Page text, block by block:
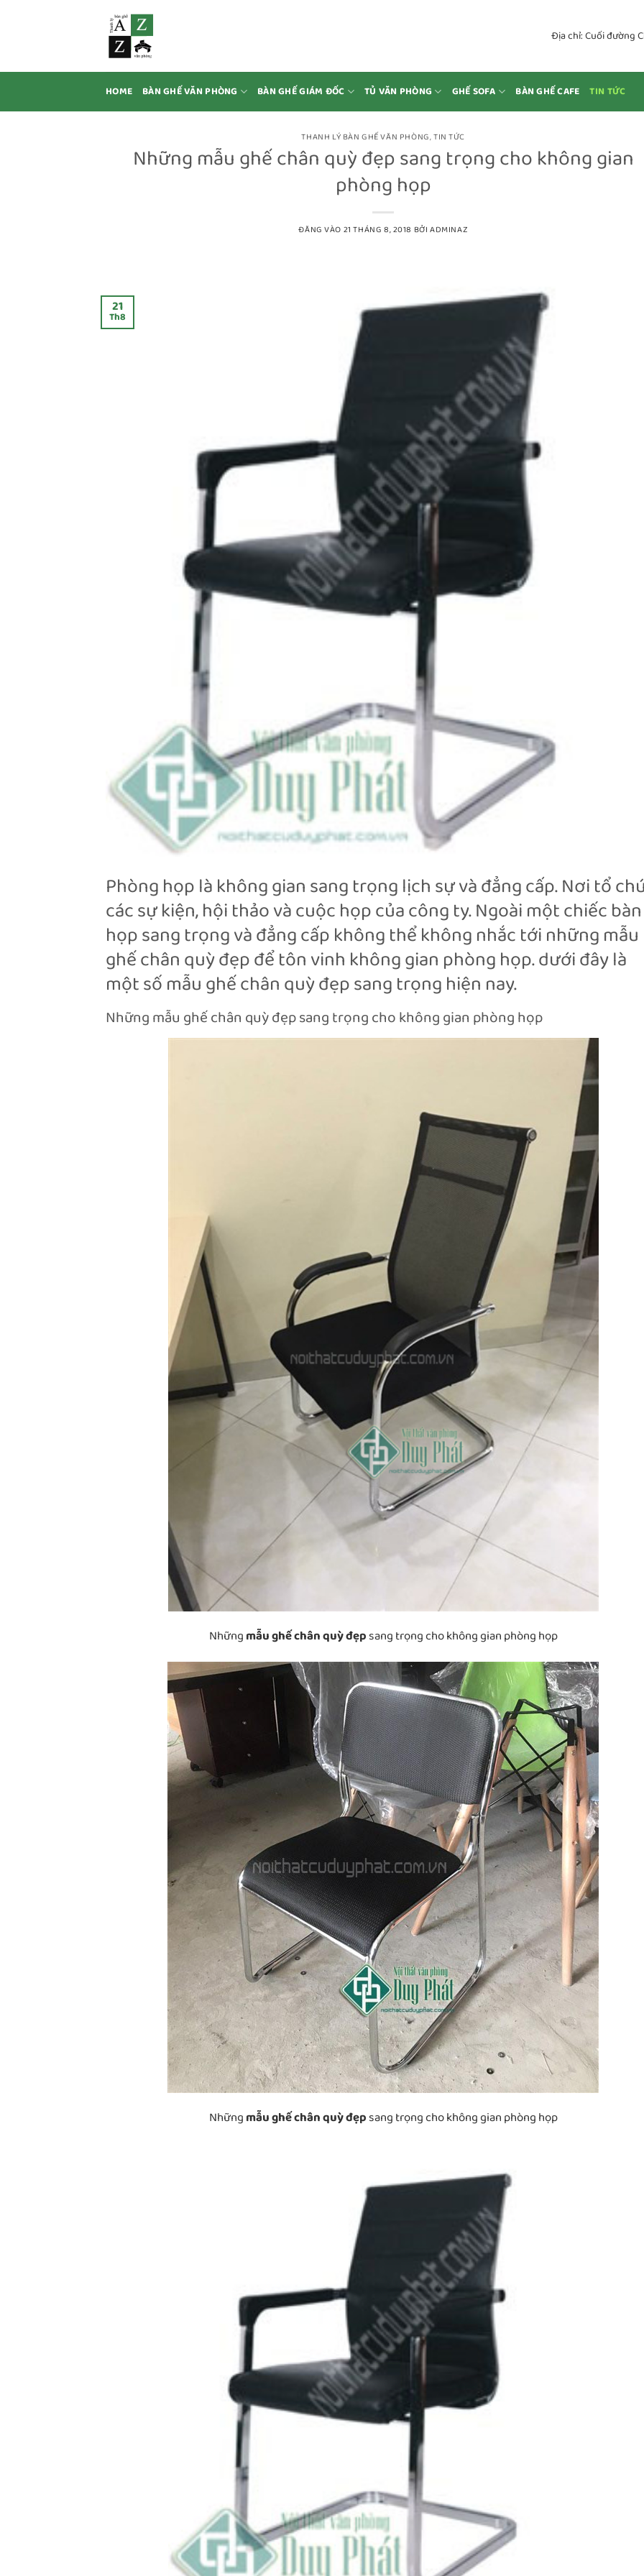
Địa chỉ: Cuối đường
HOME BÀN GHẾ VĂN PHÒNG BÀN GHẾ GIÁM ĐỐC TỦ VĂN PHÒNG GHẾ SOFA BÀN GHẾ CAFE TIN TỨC
THANH LÝ BÀN GHẾ VĂN PHÒNG,TIN TỨC
Những mẫu ghế chân quỳ đẹp sang trọng cho không gian
phòng họp
ĐĂNG VÀO 21 THÁNG 8, 2018 BỞIADMINAZ
21
Th8
Phòng họp là không gian sang trọng lịch sự và đẳng cấp. Nơi tổ
các sự kiện, hội thảo và cuộc họp của công ty. Ngoài một chiếc bàn
họp sang trọng và đẳng cấp không thể không nhắc tới những mẫu
ghế chân quỳ đẹp để tôn vinh không gian phòng họp. dưới đây là
một số mẫu ghế chân quỳ đẹp sang trọng hiện nay.
Những mẫu ghế chân quỳ đẹp sang trọng cho không gian phòng họp
Nhữngmẫu ghế chân quỳ đẹpsang trọng cho không gian phòng họp
Nhữngmẫu ghế chân quỳ đẹpsang trọng cho không gian phòng họp